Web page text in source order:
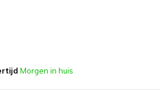
Morgen in huis